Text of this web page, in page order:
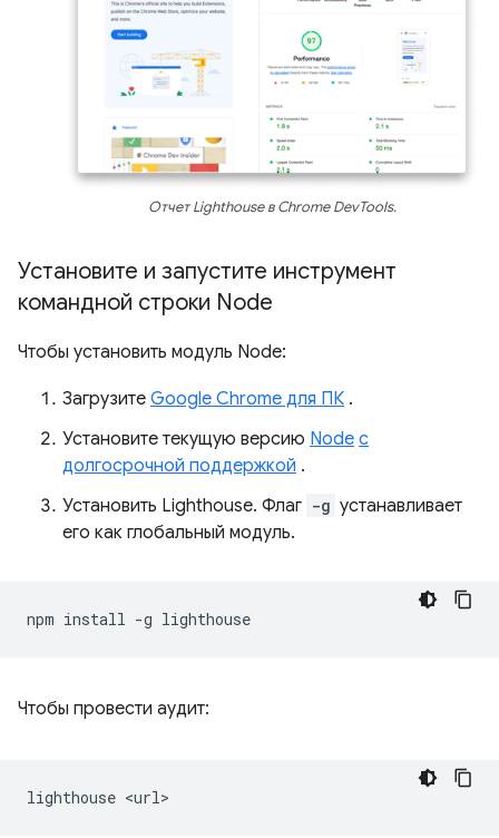
Отчет Lighthouse в Chrome DevTools.
Установите и запустите инструмент
командной строки Node
Чтобы установить модуль Node:
Загрузите Google Chrome для ПК .
Установите текущую версию Node с
долгосрочной поддержкой .
Установить Lighthouse. Флаг -g устанавливает
его как глобальный модуль.
npm install -g
Чтобы провести аудит:
lighthouse